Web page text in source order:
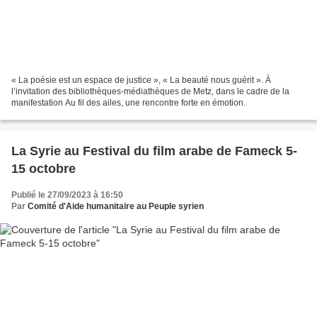
« La poésie est un espace de justice », « La beauté nous guérit ». À
l’invitation des bibliothèques-médiathèques de Metz, dans le cadre de la
manifestation Au fil des ailes, une rencontre forte en émotion.
La Syrie au Festival du film arabe de Fameck 5-
15 octobre
Publié le 27/09/2023 à 16:50
Par Comité d'Aide humanitaire au Peuple syrien